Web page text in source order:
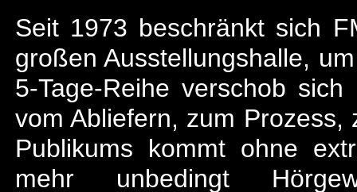
Seit 1973 beschränkt sich
großen Ausstellungshalle,
5-Tage-Reihe verschob
vom Abliefern, zum
Publikums kommt ohne
mehr unbedingt